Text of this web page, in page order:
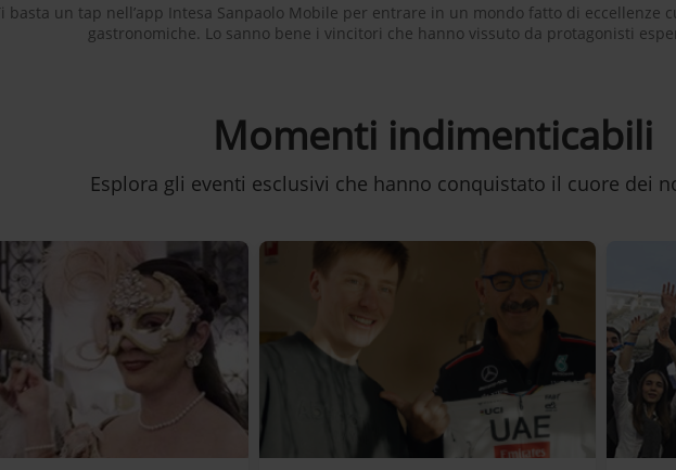
basta un tap nell’app Intesa Sanpaolo Mobile per entrare in un mondo fatto di eccellenze
gastronomiche. Lo sanno bene i vincitori che hanno vissuto da protagonisti
Momenti indimenticabili
Esplora gli eventi esclusivi che hanno conquistato il cuore dei